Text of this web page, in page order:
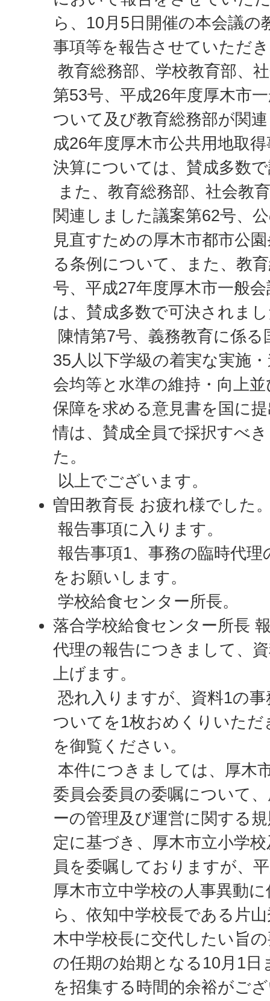
ら、10月5日開催の本会議の
事項等を報告させていただ
教育総務部、学校教育部、
第53号、平成26年度厚木市
ついて及び教育総務部が関
成26年度厚木市公共用地取
決算については、賛成多数
また、教育総務部、社会教
関連しました議案第62号、
見直すための厚木市都市公
る条例について、また、教
号、平成27年度厚木市一般
は、賛成多数で可決されま
陳情第7号、義務教育に係
35人以下学級の着実な実施
会均等と水準の維持・向上
保障を求める意見書を国に
情は、賛成全員で採択すべ
た。
以上でございます。
曽田教育長 お疲れ様でした
報告事項に入ります。
報告事項1、事務の臨時代
をお願いします。
学校給食センター所長。
落合学校給食センター所長
代理の報告につきまして、
上げます。
恐れ入りますが、資料1の
ついてを1枚おめくりいただ
を御覧ください。
本件につきましては、厚木
委員会委員の委嘱について
ーの管理及び運営に関する
定に基づき、厚木市立小学
員を委嘱しておりますが、
厚木市立中学校の人事異動
ら、依知中学校長である片
木中学校長に交代したい旨
の任期の始期となる10月1日
を招集する時間的余裕がご